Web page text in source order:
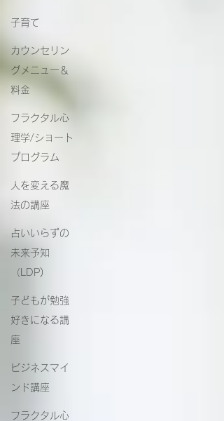
子育て
カウンセリン
グメニュー＆
料金
フラクタル心
理学/ショート
プログラム
人を変える魔
法の講座
占いいらずの
未来予知
（LDP)
子どもが勉強
好きになる講
座
ビジネスマイ
ンド講座
フラクタル心